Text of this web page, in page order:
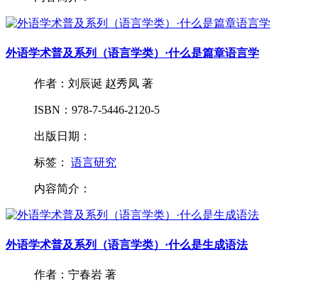
外语学术普及系列（语言学类）·什么是篇章语言学
作者：刘辰诞 赵秀凤 著
ISBN：978-7-5446-2120-5
出版日期：
标签： 语言研究
内容简介：
外语学术普及系列（语言学类）·什么是生成语法
作者：宁春岩 著